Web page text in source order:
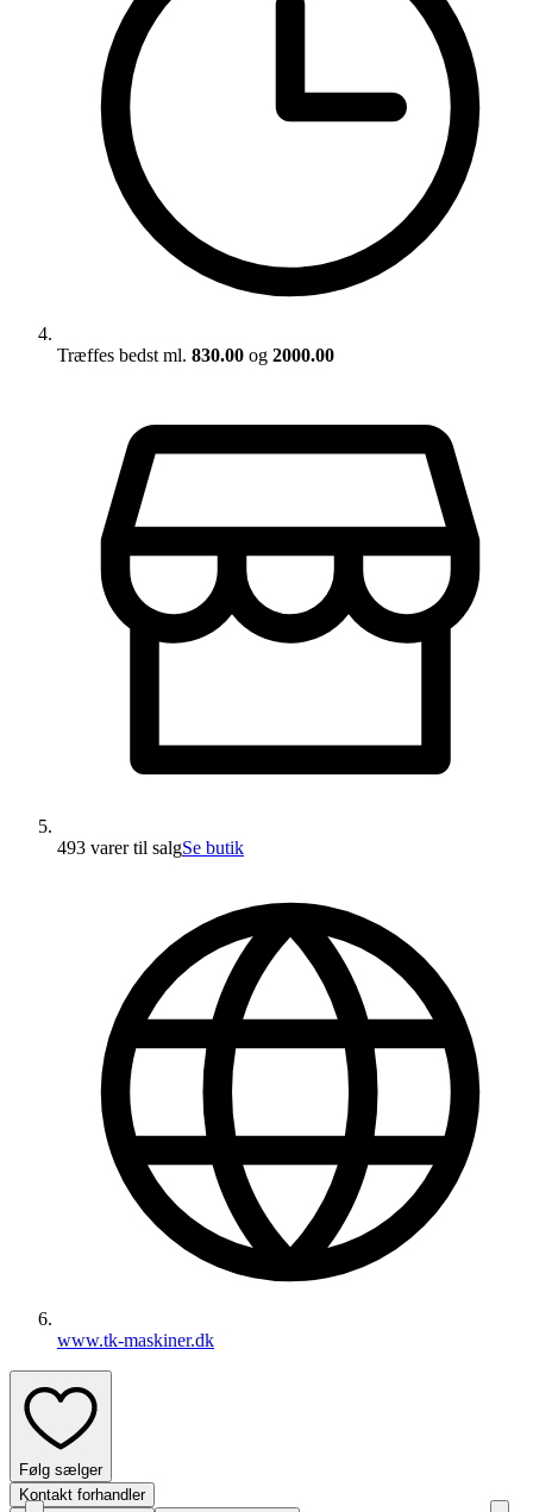
Træffes bedst ml. 830.00 og 2000.00
493 varertil salgSe butik
www.tk-maskiner.dk
Følg sælger
Kontakt forhandler